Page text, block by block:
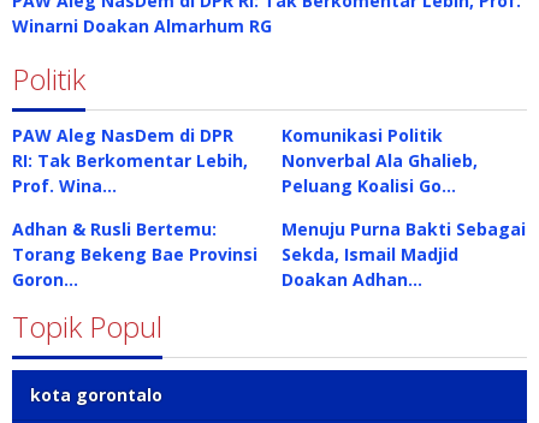
Winarni Doakan Almarhum RG
Politik
PAW Aleg NasDem di DPR
RI: Tak Berkomentar Lebih,
Prof. Wina…
Komunikasi Politik
Nonverbal Ala Ghalieb,
Peluang Koalisi Go…
Adhan & Rusli Bertemu:
Torang Bekeng Bae Provinsi
Goron…
Menuju Purna Bakti Sebagai
Sekda, Ismail Madjid
Doakan Adhan…
Topik Popul
kota gorontalo